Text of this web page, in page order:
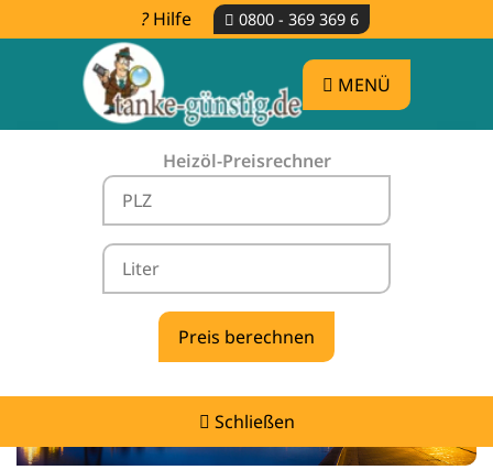
Hilfe 0800 - 369 369 6
MENÜ
Heizöl-Preisrechner
Schließen
Heizölpreise Neuschoo -
vergleichen & günstig tanken